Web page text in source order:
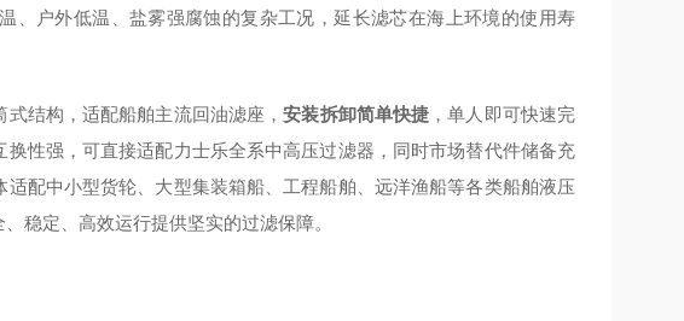
、户外低温、盐雾强腐蚀的复杂工况，延长滤芯在海上环境的使用寿
式结构，适配船舶主流回油滤座，安装拆卸简单快捷 ，单人即可快速完
性强，可直接适配力士乐全系中高压过滤器，同时市场替代件储备充
配中小型货轮、大型集装箱船、工程船舶、远洋渔船等各类船舶液压
稳定、高效运行提供坚实的过滤保障。